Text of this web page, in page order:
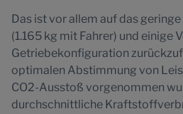
Das ist vor allem auf das
(1.165 kg mit Fahrer) und einige
Getriebekonfiguration
optimalen Abstimmung von
CO2-Ausstoß vorgenommen
durchschnittliche